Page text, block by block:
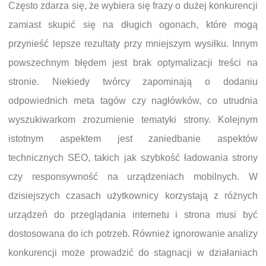
Często zdarza się, że wybiera się frazy o dużej konkurencji
zamiast skupić się na długich ogonach, które mogą
przynieść lepsze rezultaty przy mniejszym wysiłku. Innym
powszechnym błędem jest brak optymalizacji treści na
stronie. Niekiedy twórcy zapominają o dodaniu
odpowiednich meta tagów czy nagłówków, co utrudnia
wyszukiwarkom zrozumienie tematyki strony. Kolejnym
istotnym aspektem jest zaniedbanie aspektów
technicznych SEO, takich jak szybkość ładowania strony
czy responsywność na urządzeniach mobilnych. W
dzisiejszych czasach użytkownicy korzystają z różnych
urządzeń do przeglądania internetu i strona musi być
dostosowana do ich potrzeb. Również ignorowanie analizy
konkurencji może prowadzić do stagnacji w działaniach